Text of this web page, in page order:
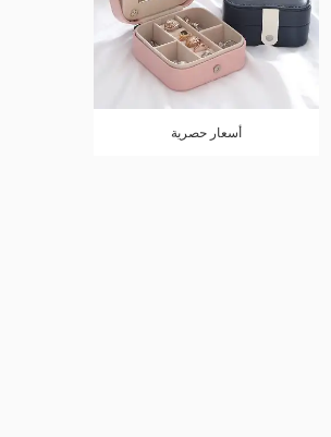
أسعار حصرية